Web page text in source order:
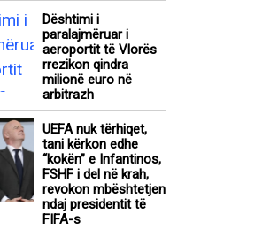
Dështimi i
paralajmëruar i
aeroportit të Vlorës
rrezikon qindra
milionë euro në
arbitrazh
UEFA nuk tërhiqet,
tani kërkon edhe
“kokën” e Infantinos,
FSHF i del në krah,
revokon mbështetjen
ndaj presidentit të
FIFA-s